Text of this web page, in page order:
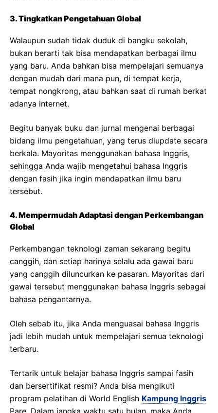
3. Tingkatkan Pengetahuan Global
Walaupun sudah tidak duduk di bangku sekolah,
bukan berarti tak bisa mendapatkan berbagai ilmu
yang baru. Anda bahkan bisa mempelajari semuanya
dengan mudah dari mana pun, di tempat kerja,
tempat nongkrong, atau bahkan saat di rumah berkat
adanya internet.
Begitu banyak buku dan jurnal mengenai berbagai
bidang ilmu pengetahuan, yang terus diupdate secara
berkala. Mayoritas menggunakan bahasa Inggris,
sehingga Anda wajib mengetahui bahasa Inggris
dengan fasih jika ingin mendapatkan ilmu baru
tersebut.
4. Mempermudah Adaptasi dengan Perkembangan
Global
Perkembangan teknologi zaman sekarang begitu
canggih, dan setiap harinya selalu ada gawai baru
yang canggih diluncurkan ke pasaran. Mayoritas dari
gawai tersebut menggunakan bahasa Inggris sebagai
bahasa pengantarnya.
Oleh sebab itu, jika Anda menguasai bahasa Inggris
jadi lebih mudah untuk mempelajari semua teknologi
terbaru.
Tertarik untuk belajar bahasa Inggris sampai fasih
dan bersertifikat resmi? Anda bisa mengikuti
program pelatihan di World English Kampung Inggris
Pare. Dalam jangka waktu satu bulan, maka Anda